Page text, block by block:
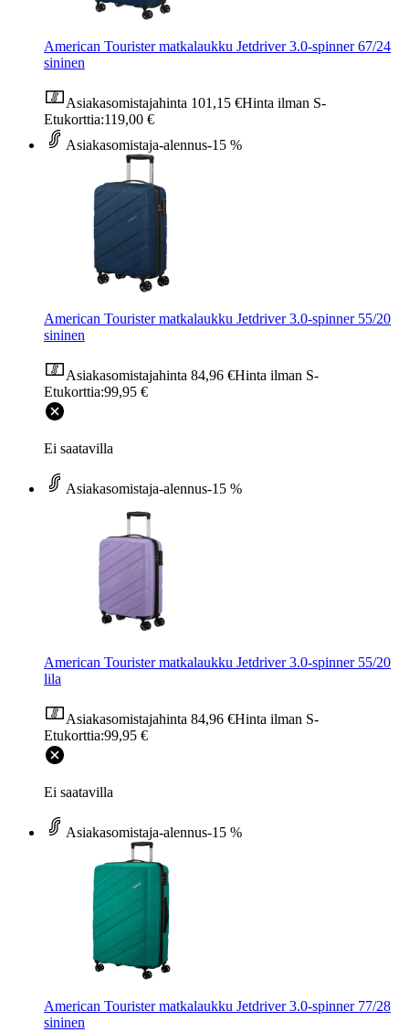
American Tourister matkalaukku Jetdriver 3.0-spinner 67/24
sininen
Asiakasomistajahinta 101,15 €Hinta ilman S-
Etukorttia:119,00 €
Asiakasomistaja-alennus-15 %
American Tourister matkalaukku Jetdriver 3.0-spinner 55/20
sininen
Asiakasomistajahinta 84,96 €Hinta ilman S-
Etukorttia:99,95 €
Ei saatavilla
Asiakasomistaja-alennus-15 %
American Tourister matkalaukku Jetdriver 3.0-spinner 55/20
lila
Asiakasomistajahinta 84,96 €Hinta ilman S-
Etukorttia:99,95 €
Ei saatavilla
Asiakasomistaja-alennus-15 %
American Tourister matkalaukku Jetdriver 3.0-spinner 77/28
sininen